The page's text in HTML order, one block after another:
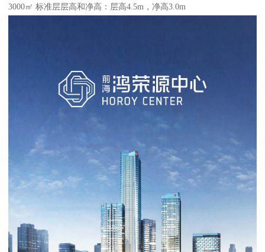
3000㎡ 标准层层高和净高：层高4.5m，净高3.0m